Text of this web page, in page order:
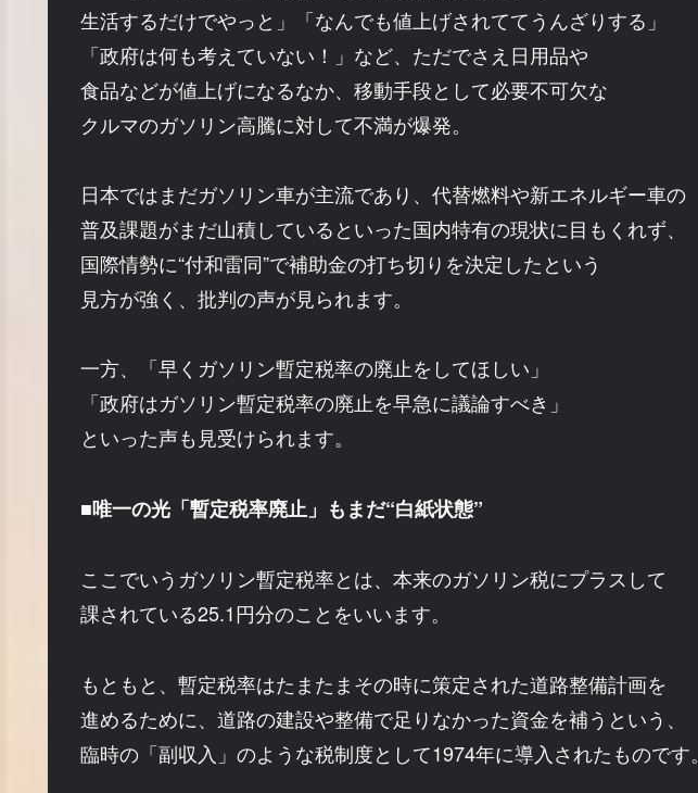
生活するだけでやっと」「なんでも値上げされててうんざりする」
「政府は何も考えていない！」など、ただでさえ日用品や
食品などが値上げになるなか、移動手段として必要不可欠な
クルマのガソリン高騰に対して不満が爆発。
日本ではまだガソリン車が主流であり、代替燃料や新エネルギー車の
普及課題がまだ山積しているといった国内特有の現状に目もくれず、
国際情勢に“付和雷同”で補助金の打ち切りを決定したという
見方が強く、批判の声が見られます。
一方、「早くガソリン暫定税率の廃止をしてほしい」
「政府はガソリン暫定税率の廃止を早急に議論すべき」
といった声も見受けられます。
■唯一の光「暫定税率廃止」もまだ“白紙状態”
ここでいうガソリン暫定税率とは、本来のガソリン税にプラスして
課されている25.1円分のことをいいます。
もともと、暫定税率はたまたまその時に策定された道路整備計画を
進めるために、道路の建設や整備で足りなかった資金を補うという、
臨時の「副収入」のような税制度として1974年に導入されたものです。